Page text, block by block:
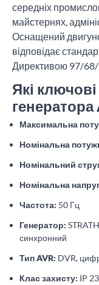
середніх
майстернях,
Оснащений
відповідає
Директивою 97/
Які
генератора
Максимальна
Номінальна
Номінальний
Номінальна
Частота: 50 Гц
Генератор:
синхронний
Тип AVR: DVR,
Клас захисту: IP 23